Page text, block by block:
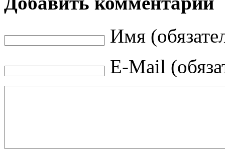
Имя
E-Mail